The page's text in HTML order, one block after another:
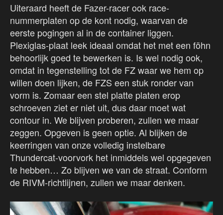
Uiteraard heeft de Fazer-racer ook race-
nummerplaten op de kont nodig, waarvan de
eerste pogingen al in de container liggen.
Plexiglas-plaat leek ideaal omdat het met een föhn
behoorlijk goed te bewerken is. Is wel nodig ook,
omdat in tegenstelling tot de FZ waar we hem op
willen doen lijken, de FZS een stuk ronder van
vorm is. Zomaar een stel platte platen erop
schroeven ziet er niet uit, dus daar moet wat
contour in. We blijven proberen, zullen we maar
zeggen. Opgeven is geen optie. Al blijken de
keerringen van onze volledig instelbare
Thundercat-voorvork het inmiddels wel opgegeven
te hebben… Zo blijven we van de straat. Conform
de RIVM-richtlijnen, zullen we maar denken.